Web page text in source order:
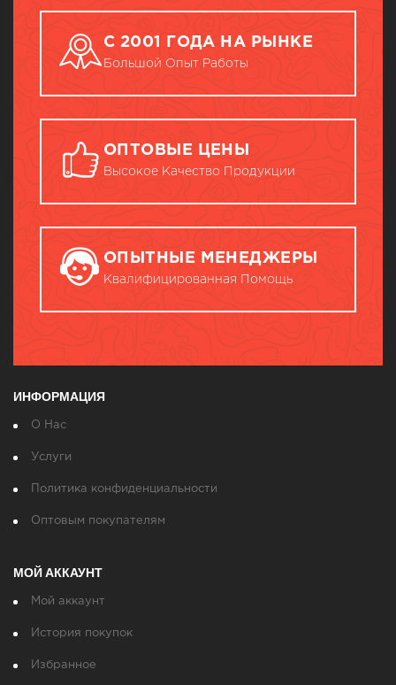
С 2001 ГОДА НА РЫНКЕ
Большой Опыт Работы
ОПТОВЫЕ ЦЕНЫ
Высокое Качество Продукции
ОПЫТНЫЕ МЕНЕДЖЕРЫ
Квалифицированная Помощь
ИНФОРМАЦИЯ
О Нас
Услуги
Политика конфиденциальности
Оптовым покупателям
МОЙ АККАУНТ
Мой аккаунт
История покупок
Избранное